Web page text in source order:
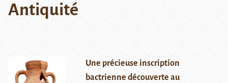
Antiquité
Une précieuse inscription
bactrienne découverte au